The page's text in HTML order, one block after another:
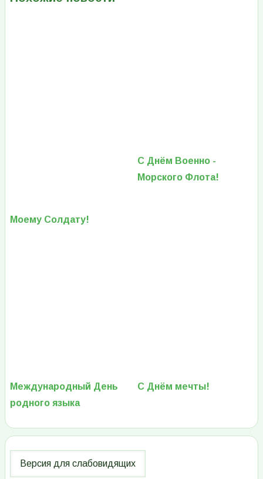
Моему Солдату!
С Днём Военно -
Морского Флота!
Международный День
родного языка
С Днём мечты!